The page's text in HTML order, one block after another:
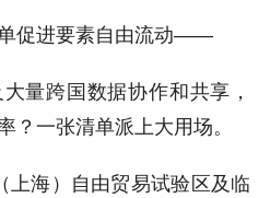
促进要素自由流动——
跨国数据协作和共享，
？一张清单派上大用场。
海）自由贸易试验区及临